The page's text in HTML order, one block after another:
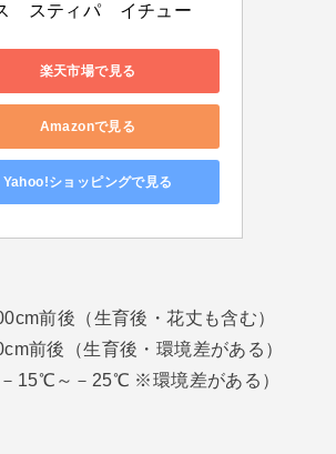
　スティパ　イチュー
楽天市場で見る
Amazonで見る
Yahoo!ショッピングで見る
前後（生育後・花丈も含む）
前後（生育後・環境差がある）
－15℃～－25℃ ※環境差がある）